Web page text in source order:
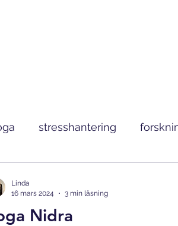
stresshantering
Nidra
Linda
16 mars 2024
3 min läsning